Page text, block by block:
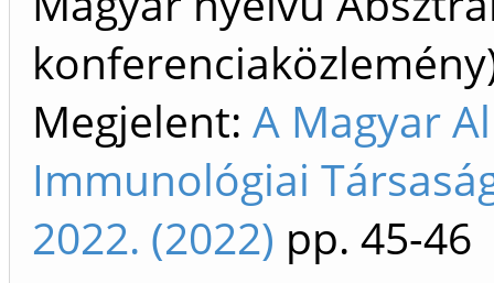
Megjelent: A Magyar
Immunológiai
2022. (2022) pp. 45-46